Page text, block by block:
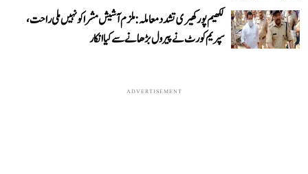
لکھیم پور کھیری تشدد معاملہ: ملزم آشیش مشرا کو نہیں ملی راحت،
سپریم کورٹ نے پیرول بڑھانے سے کیا انکار
ADVERTISEMENT